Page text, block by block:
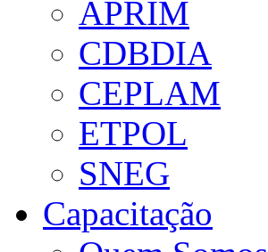
APRIM
CDBDIA
CEPLAM
ETPOL
SNEG
Capacitação